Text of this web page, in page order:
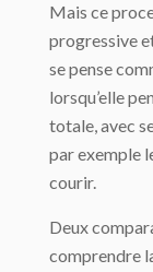
Mais ce
progressive
se pense
lorsqu’elle
totale, avec
par exemple
courir.
Deux
comprendre